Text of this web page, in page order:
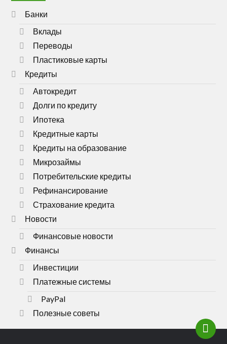
Банки
Вклады
Переводы
Пластиковые карты
Кредиты
Автокредит
Долги по кредиту
Ипотека
Кредитные карты
Кредиты на образование
Микрозаймы
Потребительские кредиты
Рефинансирование
Страхование кредита
Новости
Финансовые новости
Финансы
Инвестиции
Платежные системы
PayPal
Полезные советы